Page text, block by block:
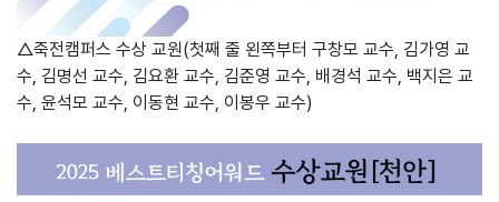
△죽전캠퍼스 수상 교원(첫째 줄 왼쪽부터 구창모 교수, 김가영 교
수, 김명선 교수, 김요환 교수, 김준영 교수, 배경석 교수, 백지은 교
수, 윤석모 교수, 이동현 교수, 이봉우 교수)